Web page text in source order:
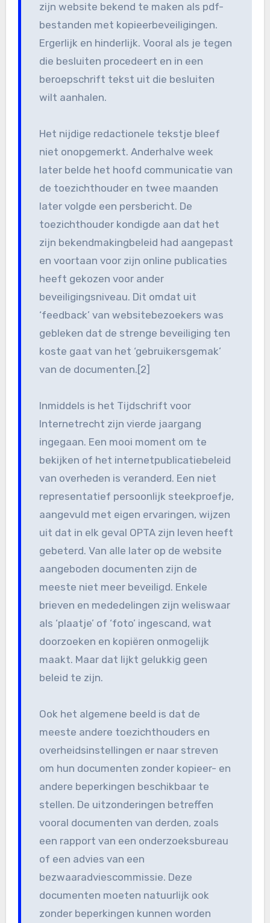
zijn website bekend te maken als pdf-
bestanden met kopieerbeveiligingen.
Ergerlijk en hinderlijk. Vooral als je tegen
die besluiten procedeert en in een
beroepschrift tekst uit die besluiten
wilt aanhalen.
Het nijdige redactionele tekstje bleef
niet onopgemerkt. Anderhalve week
later belde het hoofd communicatie van
de toezichthouder en twee maanden
later volgde een persbericht. De
toezichthouder kondigde aan dat het
zijn bekendmakingbeleid had aangepast
en voortaan voor zijn online publicaties
heeft gekozen voor ander
beveiligingsniveau. Dit omdat uit
‘feedback’ van websitebezoekers was
gebleken dat de strenge beveiliging ten
koste gaat van het ‘gebruikersgemak’
van de documenten.[2]
Inmiddels is het Tijdschrift voor
Internetrecht zijn vierde jaargang
ingegaan. Een mooi moment om te
bekijken of het internetpublicatiebeleid
van overheden is veranderd. Een niet
representatief persoonlijk steekproefje,
aangevuld met eigen ervaringen, wijzen
uit dat in elk geval OPTA zijn leven heeft
gebeterd. Van alle later op de website
aangeboden documenten zijn de
meeste niet meer beveiligd. Enkele
brieven en mededelingen zijn weliswaar
als ‘plaatje’ of ‘foto’ ingescand, wat
doorzoeken en kopiëren onmogelijk
maakt. Maar dat lijkt gelukkig geen
beleid te zijn.
Ook het algemene beeld is dat de
meeste andere toezichthouders en
overheidsinstellingen er naar streven
om hun documenten zonder kopieer- en
andere beperkingen beschikbaar te
stellen. De uitzonderingen betreffen
vooral documenten van derden, zoals
een rapport van een onderzoeksbureau
of een advies van een
bezwaaradviescommissie. Deze
documenten moeten natuurlijk ook
zonder beperkingen kunnen worden